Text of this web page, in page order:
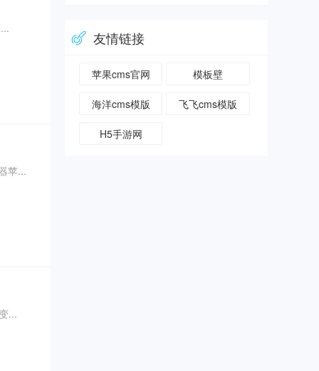
苹...
...
友情链接
苹果cms官网 模板壁
海洋cms模版 飞飞cms模版
H5手游网